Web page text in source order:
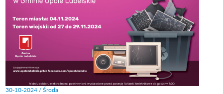
30-10-2024 / Środa